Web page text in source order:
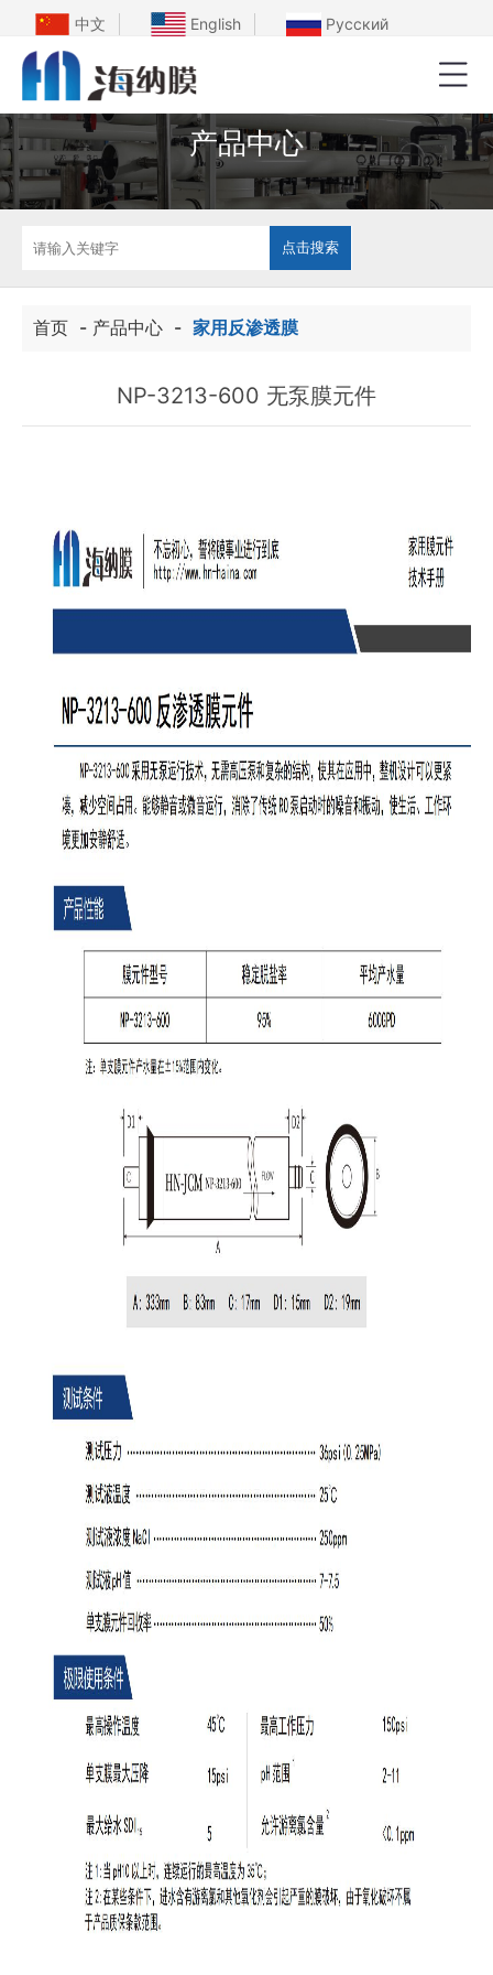
中文 English Русский
产品中心
首页 - 产品中心 - 家用反渗透膜
NP-3213-600 无泵膜元件